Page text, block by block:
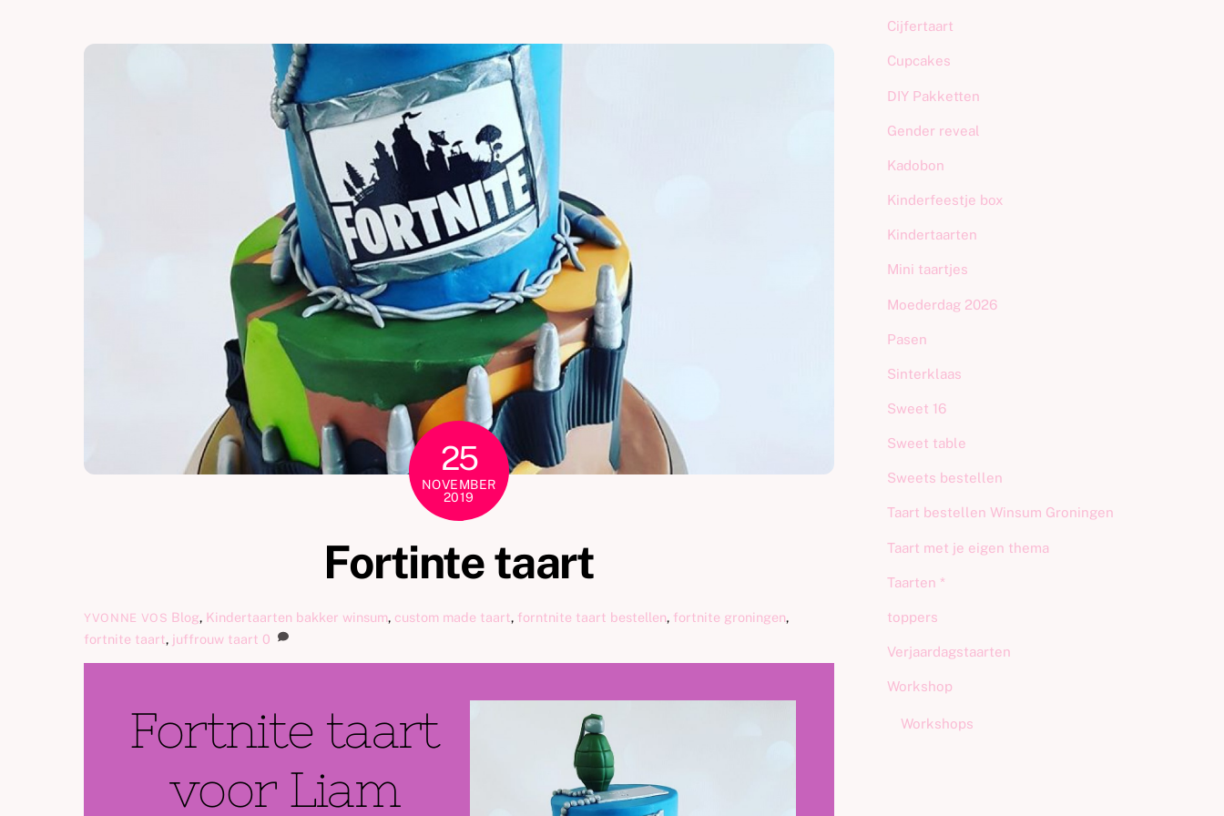
25
NOVEMBER
2019
Fortinte taart
YVONNE VOS Blog, Kindertaarten bakker winsum, custom made taart, forntnite taart bestellen, fortnite groningen,
fortnite taart, juffrouw taart 0
Fortnite taart
voor Liam
Cijfertaart
Cupcakes
DIY Pakketten
Gender reveal
Kadobon
Kinderfeestje box
Kindertaarten
Mini taartjes
Moederdag 2026
Pasen
Sinterklaas
Sweet 16
Sweet table
Sweets bestellen
Taart bestellen Winsum Groningen
Taart met je eigen thema
Taarten *
toppers
Verjaardagstaarten
Workshop
Workshops